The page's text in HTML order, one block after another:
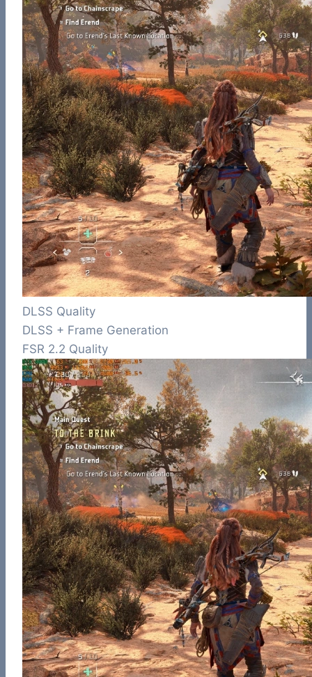
DLSS Quality
DLSS + Frame Generation
FSR 2.2 Quality